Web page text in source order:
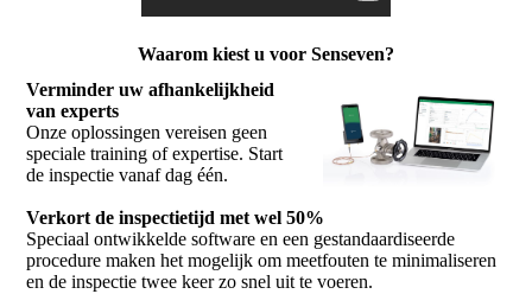
Waarom kiest u voor Senseven?
Verminder uw afhankelijkheid
van experts
Onze oplossingen vereisen geen
speciale training of expertise. Start
de inspectie vanaf dag één.
Verkort de inspectietijd met wel 50%
Speciaal ontwikkelde software en een gestandaardiseerde
procedure maken het mogelijk om meetfouten te minimaliseren
en de inspectie twee keer zo snel uit te voeren.